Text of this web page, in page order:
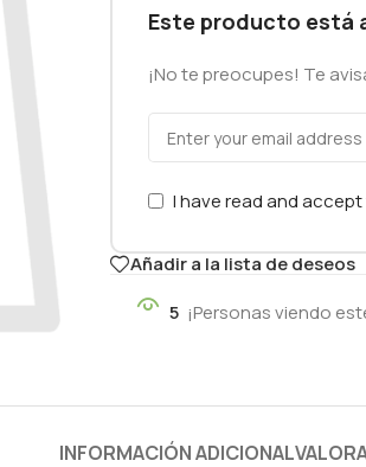
Este producto está
¡No te preocupes! Te
I have read and
Añadir a la lista de deseos
5 ¡Personas viendo
INFORMACIÓN ADICIONAL